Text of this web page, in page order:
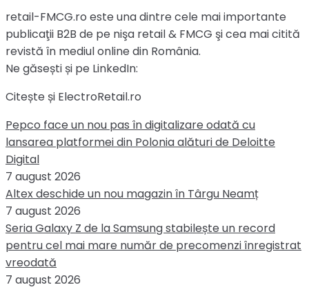
retail-FMCG.ro este una dintre cele mai importante
publicaţii B2B de pe nişa retail & FMCG şi cea mai citită
revistă în mediul online din România.
Ne găsești și pe LinkedIn:
Citește și ElectroRetail.ro
Pepco face un nou pas în digitalizare odată cu
lansarea platformei din Polonia alături de Deloitte
Digital
7 august 2026
Altex deschide un nou magazin în Târgu Neamț
7 august 2026
Seria Galaxy Z de la Samsung stabilește un record
pentru cel mai mare număr de precomenzi înregistrat
vreodată
7 august 2026